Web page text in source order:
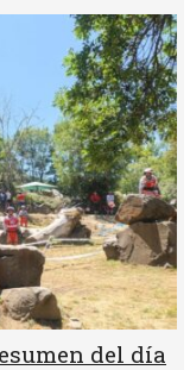
del día